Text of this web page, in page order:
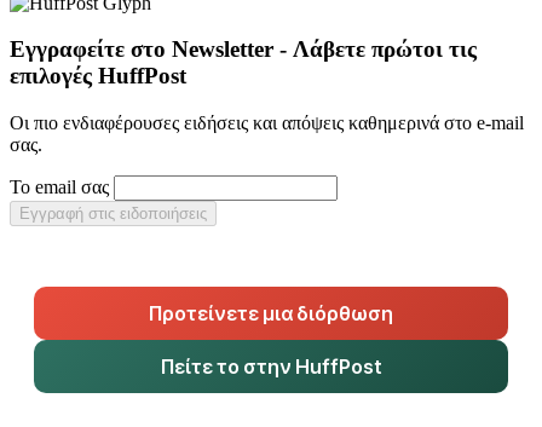
Εγγραφείτε στο Newsletter - Λάβετε πρώτοι τις
επιλογές HuffPost
Οι πιο ενδιαφέρουσες ειδήσεις και απόψεις καθημερινά στο e-mail
σας.
Το email σας
Εγγραφή στις ειδοποιήσεις
Προτείνετε μια διόρθωση
Πείτε το στην HuffPost